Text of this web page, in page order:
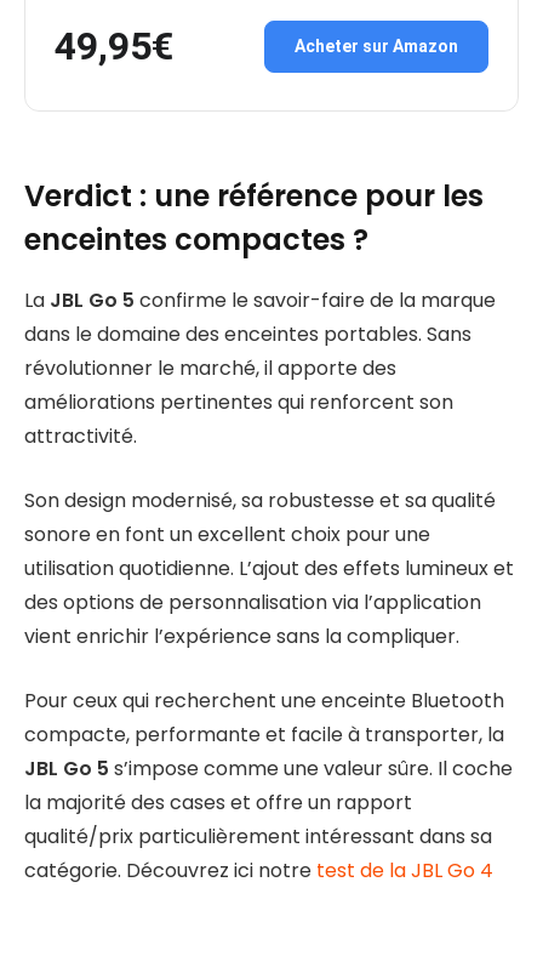
49,95€ Acheter sur Amazon
Verdict : une référence pour les
enceintes compactes ?
La JBL Go 5 confirme le savoir-faire de la marque
dans le domaine des enceintes portables. Sans
révolutionner le marché, il apporte des
améliorations pertinentes qui renforcent son
attractivité.
Son design modernisé, sa robustesse et sa qualité
sonore en font un excellent choix pour une
utilisation quotidienne. L’ajout des effets lumineux et
des options de personnalisation via l’application
vient enrichir l’expérience sans la compliquer.
Pour ceux qui recherchent une enceinte Bluetooth
compacte, performante et facile à transporter, la
JBL Go 5 s’impose comme une valeur sûre. Il coche
la majorité des cases et offre un rapport
qualité/prix particulièrement intéressant dans sa
catégorie. Découvrez ici notre test de la JBL Go 4